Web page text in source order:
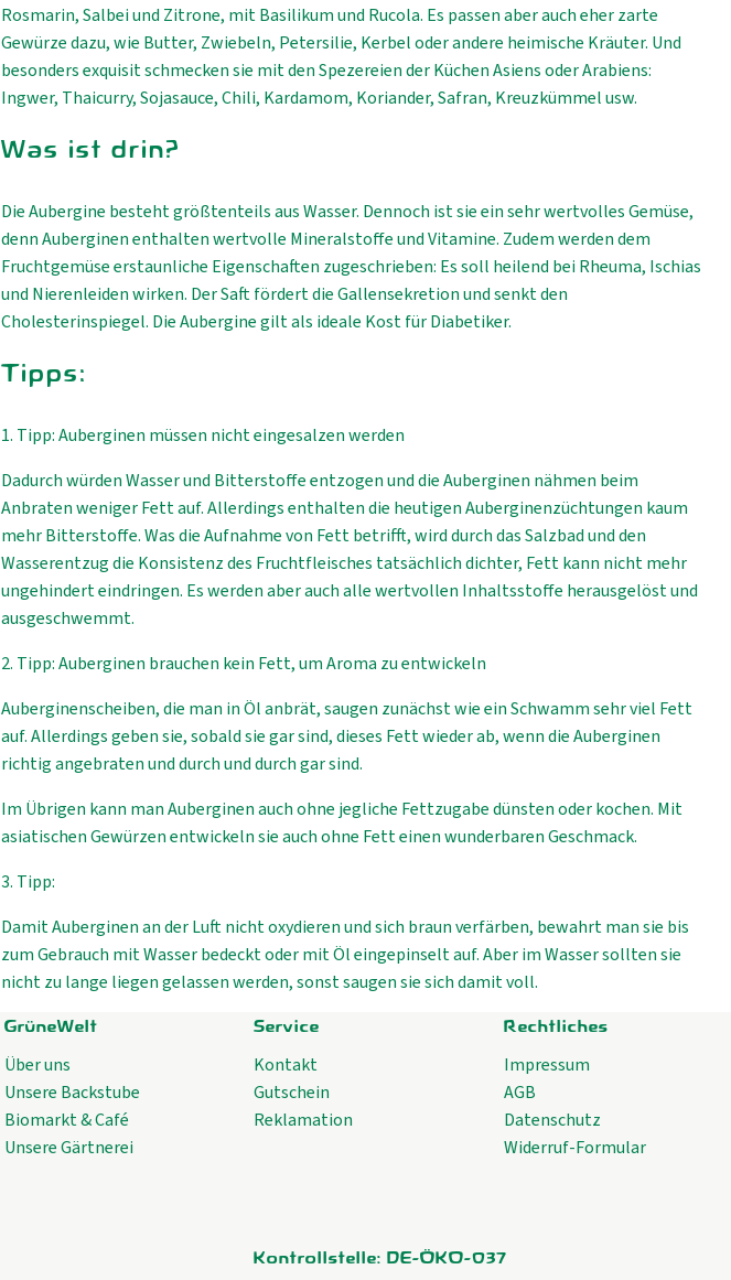
Rosmarin, Salbei und Zitrone, mit Basilikum und Rucola. Es passen aber auch eher zarte
Gewürze dazu, wie Butter, Zwiebeln, Petersilie, Kerbel oder andere heimische Kräuter. Und
besonders exquisit schmecken sie mit den Spezereien der Küchen Asiens oder Arabiens:
Ingwer, Thaicurry, Sojasauce, Chili, Kardamom, Koriander, Safran, Kreuzkümmel usw.
Was ist drin?
Die Aubergine besteht größtenteils aus Wasser. Dennoch ist sie ein sehr wertvolles Gemüse,
denn Auberginen enthalten wertvolle Mineralstoffe und Vitamine. Zudem werden dem
Fruchtgemüse erstaunliche Eigenschaften zugeschrieben: Es soll heilend bei Rheuma, Ischias
und Nierenleiden wirken. Der Saft fördert die Gallensekretion und senkt den
Cholesterinspiegel. Die Aubergine gilt als ideale Kost für Diabetiker.
Tipps:
1. Tipp: Auberginen müssen nicht eingesalzen werden
Dadurch würden Wasser und Bitterstoffe entzogen und die Auberginen nähmen beim
Anbraten weniger Fett auf. Allerdings enthalten die heutigen Auberginenzüchtungen kaum
mehr Bitterstoffe. Was die Aufnahme von Fett betrifft, wird durch das Salzbad und den
Wasserentzug die Konsistenz des Fruchtfleisches tatsächlich dichter, Fett kann nicht mehr
ungehindert eindringen. Es werden aber auch alle wertvollen Inhaltsstoffe herausgelöst und
ausgeschwemmt.
2. Tipp: Auberginen brauchen kein Fett, um Aroma zu entwickeln
Auberginenscheiben, die man in Öl anbrät, saugen zunächst wie ein Schwamm sehr viel Fett
auf. Allerdings geben sie, sobald sie gar sind, dieses Fett wieder ab, wenn die Auberginen
richtig angebraten und durch und durch gar sind.
Im Übrigen kann man Auberginen auch ohne jegliche Fettzugabe dünsten oder kochen. Mit
asiatischen Gewürzen entwickeln sie auch ohne Fett einen wunderbaren Geschmack.
3. Tipp:
Damit Auberginen an der Luft nicht oxydieren und sich braun verfärben, bewahrt man sie bis
zum Gebrauch mit Wasser bedeckt oder mit Öl eingepinselt auf. Aber im Wasser sollten sie
nicht zu lange liegen gelassen werden, sonst saugen sie sich damit voll.
GrüneWelt
Über uns
Unsere Backstube
Biomarkt & Café
Unsere Gärtnerei
Service
Kontakt
Gutschein
Reklamation
Rechtliches
Impressum
AGB
Datenschutz
Widerruf-Formular
Kontrollstelle: DE-ÖKO-037